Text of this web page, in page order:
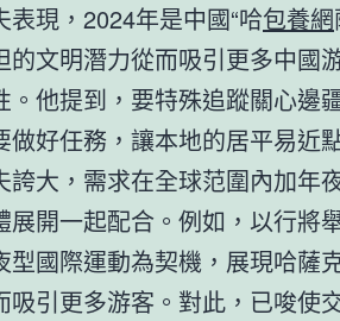
表現，2024年是中國“哈包養網
的文明潛力從而吸引更多中國
。他提到，要特殊追蹤關心邊
做好任務，讓本地的居平易近
誇大，需求在全球范圍內加年
展開一起配合。例如，以行將
型國際運動為契機，展現哈薩
吸引更多游客。對此，已唆使